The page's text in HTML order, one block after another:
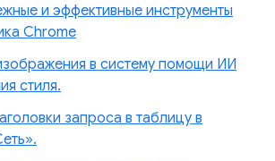
и эффективные инструменты
Chrome
в систему помощи ИИ
стиля.
запроса в таблицу в